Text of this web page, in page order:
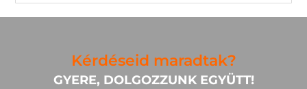
Kérdéseid maradtak?
GYERE, DOLGOZZUNK EGYÜTT!